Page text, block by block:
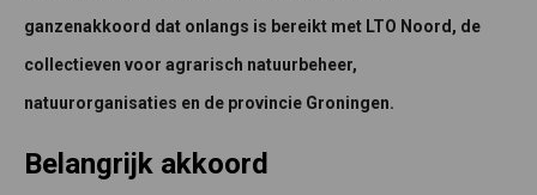
ganzenakkoord dat onlangs is bereikt met LTO Noord, de
collectieven voor agrarisch natuurbeheer,
natuurorganisaties en de provincie Groningen.
Belangrijk akkoord